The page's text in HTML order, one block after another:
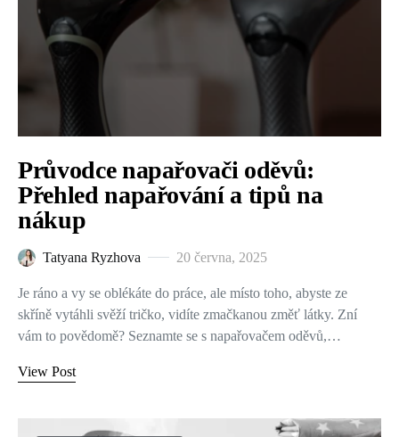
Průvodce napařovači oděvů:
Přehled napařování a tipů na
nákup
Tatyana Ryzhova 20 června, 2025
Je ráno a vy se oblékáte do práce, ale místo toho, abyste ze
skříně vytáhli svěží tričko, vidíte zmačkanou změť látky. Zní
vám to povědomě? Seznamte se s napařovačem oděvů,…
View Post